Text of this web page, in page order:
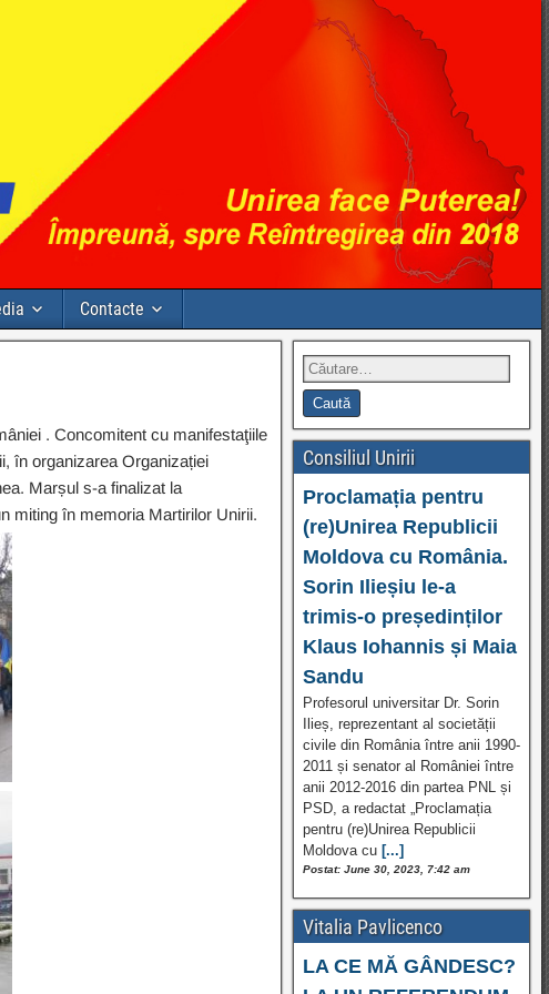
Contacte
. Concomitent cu manifestaţiile
în organizarea Organizației
Marșul s-a finalizat la
miting în memoria Martirilor Unirii.
Consiliul Unirii
Proclamația pentru
(re)Unirea Republicii
Moldova cu România.
Sorin Ilieșiu le-a
trimis-o președinților
Klaus Iohannis și Maia
Sandu
Profesorul universitar Dr. Sorin
Ilieș, reprezentant al societății
civile din România între anii 1990-
2011 și senator al României între
anii 2012-2016 din partea PNL și
PSD, a redactat „Proclamația
pentru (re)Unirea Republicii
Moldova cu [...]
Postat: June 30, 2023, 7:42 am
Vitalia Pavlicenco
LA CE MĂ GÂNDESC?